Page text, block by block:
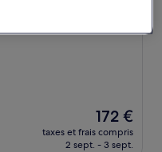
Le
nouveau
prix
172 €
taxes et frais compris
2 sept. - 3 sept.